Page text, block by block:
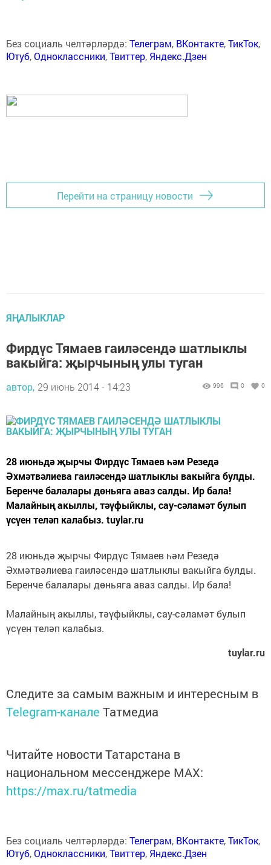
Без социаль челтәрләрдә: Телеграм, ВКонтакте,ТикТок,
Ютуб,Одноклассники,Твиттер, Яндекс.Дзен
Перейти на страницу новости
ЯҢАЛЫКЛАР
Фирдүс Тямаев гаиләсендә шатлыклы
вакыйга: җырчының улы туган
автор, 29 июнь 2014 - 14:23 996 0 0
28 июньдә җырчы Фирдүс Тямаев һәм Резедә
Әхмәтвәлиева гаиләсендә шатлыклы вакыйга булды.
Беренче балалары дөньяга аваз салды. Ир бала!
Малайның акыллы, тәүфыйклы, сау-сәламәт булып
үсүен теләп калабыз. tuylar.ru
28 июньдә җырчы Фирдүс Тямаев һәм Резедә
Әхмәтвәлиева гаиләсендә шатлыклы вакыйга булды.
Беренче балалары дөньяга аваз салды. Ир бала!
Малайның акыллы, тәүфыйклы, сау-сәламәт булып
үсүен теләп калабыз.
tuylar.ru
Следите за самым важным и интересным в
Telegram-канале Татмедиа
Читайте новости Татарстана в
национальном мессенджере MАХ:
https://max.ru/tatmedia
Без социаль челтәрләрдә: Телеграм, ВКонтакте,ТикТок,
Ютуб,Одноклассники,Твиттер, Яндекс.Дзен